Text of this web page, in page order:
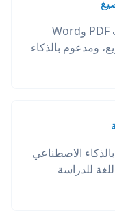
ترجم الصور ولقطات الشاشة وملفات PDF وWord
ومدعوم بالذكاء
الاصطناعي
للدراسة